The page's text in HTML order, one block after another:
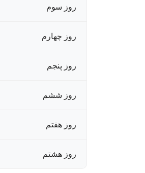
روز سوم
روز چهارم
روز پنجم
روز ششم
روز هفتم
روز هشتم